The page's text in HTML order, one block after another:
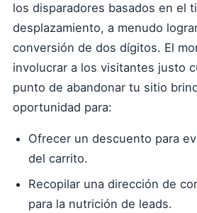
los disparadores basados en el
desplazamiento, a menudo
conversión de dos dígitos. El
involucrar a los visitantes justo
punto de abandonar tu sitio
oportunidad para:
Ofrecer un descuento para
del carrito.
Recopilar una dirección de
para la nutrición de leads.